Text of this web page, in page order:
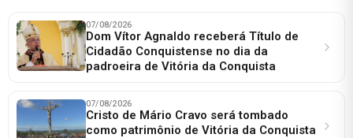
07/08/2026
Dom Vítor Agnaldo receberá Título de
Cidadão Conquistense no dia da
padroeira de Vitória da Conquista
07/08/2026
Cristo de Mário Cravo será tombado
como patrimônio de Vitória da Conquista